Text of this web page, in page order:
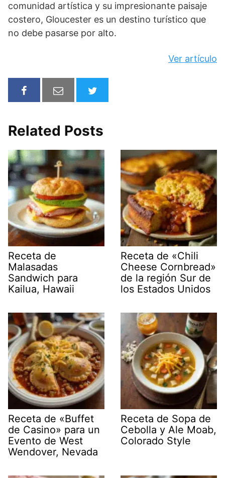
comunidad artística y su impresionante paisaje
costero, Gloucester es un destino turístico que
no debe pasarse por alto.
Ver artículo
Related Posts
Receta de
Malasadas
Sandwich para
Kailua, Hawaii
Receta de «Chili
Cheese Cornbread»
de la región Sur de
los Estados Unidos
Receta de «Buffet
de Casino» para un
Evento de West
Wendover, Nevada
Receta de Sopa de
Cebolla y Ale Moab,
Colorado Style